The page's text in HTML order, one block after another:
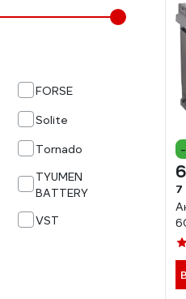
FORSE
Solite
Tornado
TYUMEN
BATTERY
VST
7